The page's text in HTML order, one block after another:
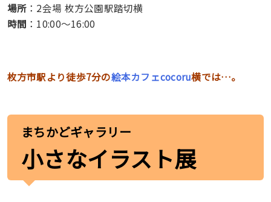
場所 ：2会場 枚方公園駅踏切横
時間 ：10:00～16:00
枚方市駅より徒歩7分の絵本カフェcocoru横では…。
まちかどギャラリー
小さなイラスト展